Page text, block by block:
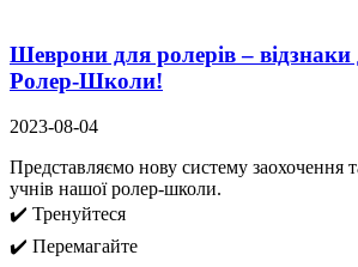
Шеврони для ролерів – відзнаки
Ролер-Школи!
2023-08-04
Представляємо нову систему заохочення
учнів нашої ролер-школи.
✔️ Тренуйтеся
✔️ Перемагайте